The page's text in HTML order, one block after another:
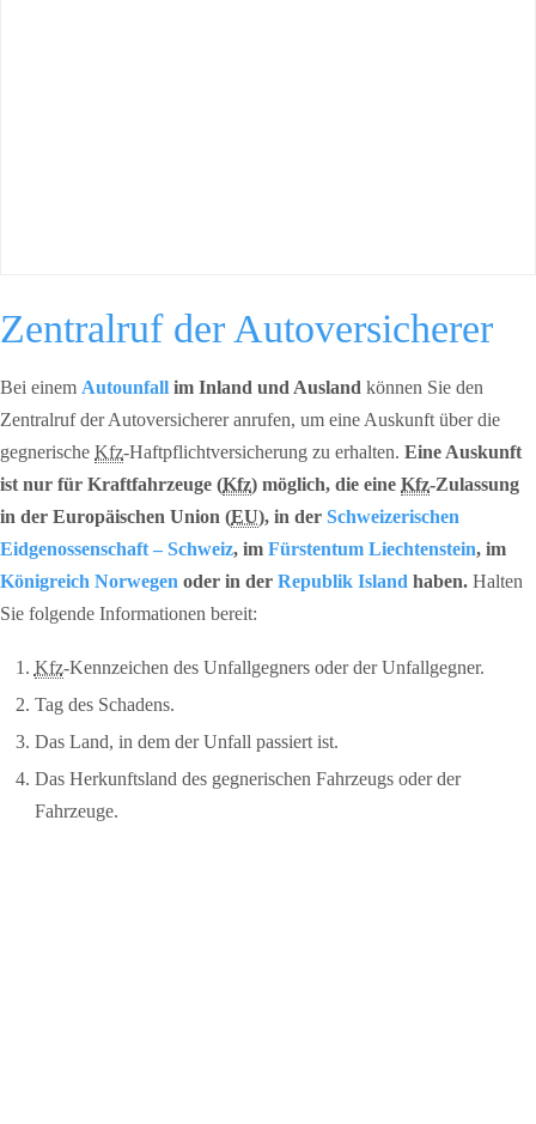
Zentralruf der Autoversicherer
Bei einem Autounfall im Inland und Ausland können Sie den
Zentralruf der Autoversicherer anrufen, um eine Auskunft über die
gegnerische Kfz-Haftpflichtversicherung zu erhalten. Eine Auskunft
ist nur für Kraftfahrzeuge (Kfz) möglich, die eine Kfz-Zulassung
in der Europäischen Union (EU), in der Schweizerischen
Eidgenossenschaft – Schweiz, im Fürstentum Liechtenstein, im
Königreich Norwegen oder in der Republik Island haben. Halten
Sie folgende Informationen bereit:
Kfz-Kennzeichen des Unfallgegners oder der Unfallgegner.
Tag des Schadens.
Das Land, in dem der Unfall passiert ist.
Das Herkunftsland des gegnerischen Fahrzeugs oder der
Fahrzeuge.